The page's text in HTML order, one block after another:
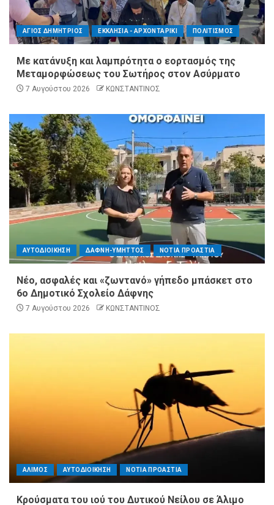
ΑΓΙΟΣ ΔΗΜΗΤΡΙΟΣ ΕΚΚΛΗΣΙΑ - ΑΡΧΟΝΤΑΡΙΚΙ ΠΟΛΙΤΙΣΜΟΣ
Με κατάνυξη και λαμπρότητα ο εορτασμός της
Μεταμορφώσεως του Σωτήρος στον Ασύρματο
7 Αυγούστου 2026 ΚΩΝΣΤΑΝΤΙΝΟΣ
ΑΥΤΟΔΙΟΙΚΗΣΗ ΔΑΦΝΗ-ΥΜΗΤΤΟΣ ΝΟΤΙΑ ΠΡΟΑΣΤΙΑ
Νέο, ασφαλές και «ζωντανό» γήπεδο μπάσκετ στο
6ο Δημοτικό Σχολείο Δάφνης
7 Αυγούστου 2026 ΚΩΝΣΤΑΝΤΙΝΟΣ
ΑΛΙΜΟΣ ΑΥΤΟΔΙΟΙΚΗΣΗ ΝΟΤΙΑ ΠΡΟΑΣΤΙΑ
Κρούσματα του ιού του Δυτικού Νείλου σε Άλιμο